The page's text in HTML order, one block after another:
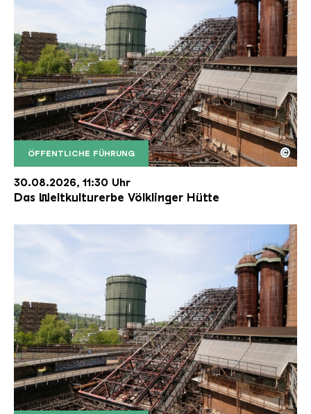
ÖFFENTLICHE FÜHRUNG
Der Erzschrägaufzug der Völklinger Hütte mit
Copyright: Weltkulturerbe Völklinger Hütte | Karl
©
30.08.2026, 11:30 Uhr
Das Weltkulturerbe Völklinger Hütte